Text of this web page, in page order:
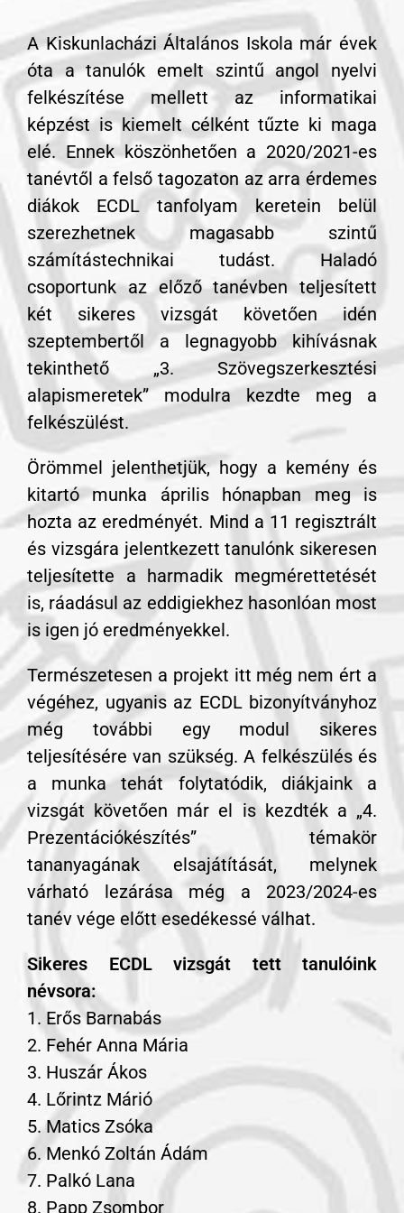
A Kiskunlacházi Általános Iskola már évek
óta a tanulók emelt szintű angol nyelvi
felkészítése mellett az informatikai
képzést is kiemelt célként tűzte ki maga
elé. Ennek köszönhetően a 2020/2021-es
tanévtől a felső tagozaton az arra érdemes
diákok ECDL tanfolyam keretein belül
szerezhetnek magasabb szintű
számítástechnikai tudást. Haladó
csoportunk az előző tanévben teljesített
két sikeres vizsgát követően idén
szeptembertől a legnagyobb kihívásnak
tekinthető „3. Szövegszerkesztési
alapismeretek” modulra kezdte meg a
felkészülést.
Örömmel jelenthetjük, hogy a kemény és
kitartó munka április hónapban meg is
hozta az eredményét. Mind a 11 regisztrált
és vizsgára jelentkezett tanulónk sikeresen
teljesítette a harmadik megmérettetését
is, ráadásul az eddigiekhez hasonlóan most
is igen jó eredményekkel.
Természetesen a projekt itt még nem ért a
végéhez, ugyanis az ECDL bizonyítványhoz
még további egy modul sikeres
teljesítésére van szükség. A felkészülés és
a munka tehát folytatódik, diákjaink a
vizsgát követően már el is kezdték a „4.
Prezentációkészítés” témakör
tananyagának elsajátítását, melynek
várható lezárása még a 2023/2024-es
tanév vége előtt esedékessé válhat.
Sikeres ECDL vizsgát tett tanulóink
névsora:
1. Erős Barnabás
2. Fehér Anna Mária
3. Huszár Ákos
4. Lőrintz Márió
5. Matics Zsóka
6. Menkó Zoltán Ádám
7. Palkó Lana
8. Papp Zsombor